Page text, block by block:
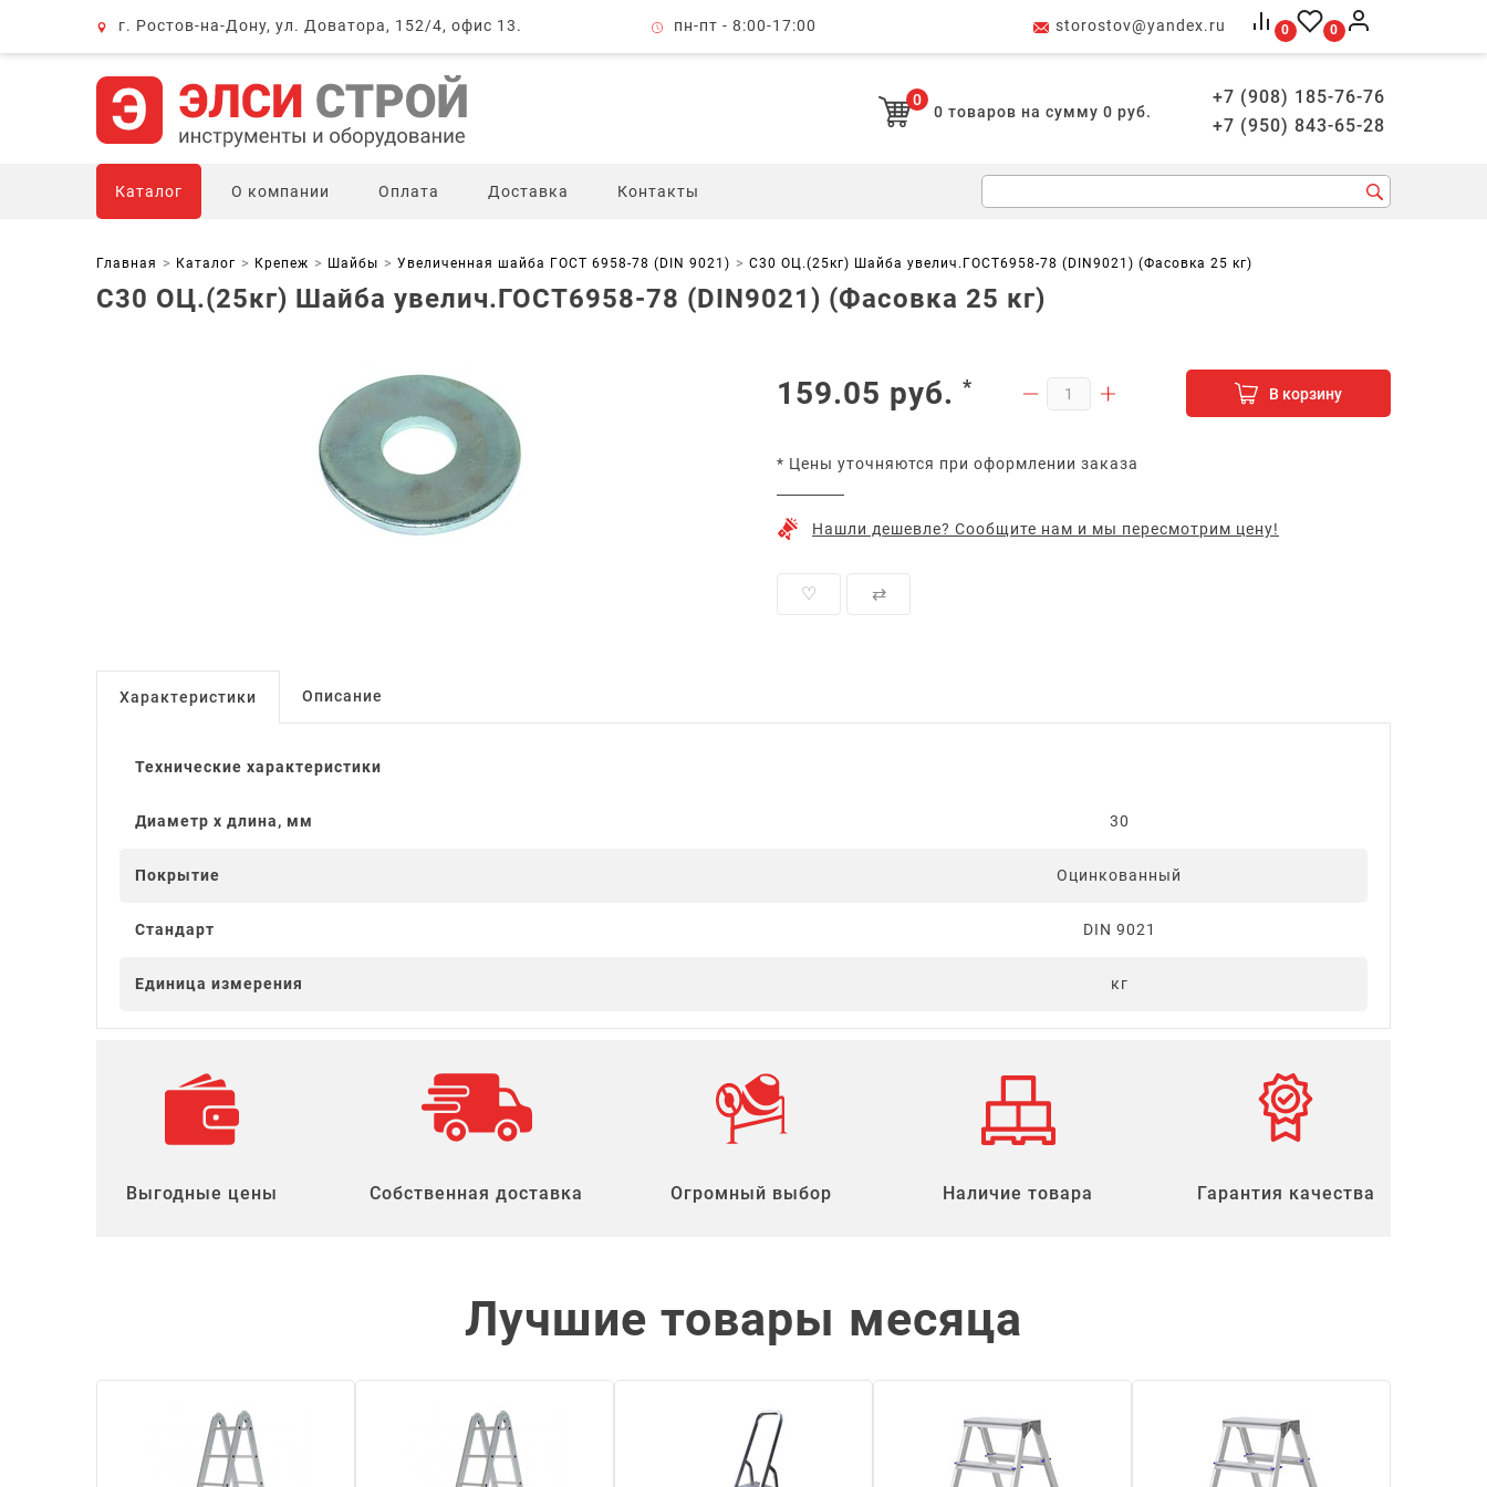
г. Ростов-на-Дону, ул. Доватора, 152/4, офис 13. пн-пт - 8:00-17:00 storostov@yandex.ru 0 0
0
0 товаров на сумму 0 руб.
+7 (908) 185-76-76
+7 (950) 843-65-28
Каталог О компании Оплата Доставка Контакты
Главная Каталог Крепеж Шайбы Увеличенная шайба ГОСТ 6958-78 (DIN 9021) С30 ОЦ.(25кг) Шайба увелич.ГОСТ6958-78 (DIN9021) (Фасовка 25 кг)
С30 ОЦ.(25кг) Шайба увелич.ГОСТ6958-78 (DIN9021) (Фасовка 25 кг)
159.05 руб. * В корзину
* Цены уточняются при оформлении заказа
Нашли дешевле? Сообщите нам и мы пересмотрим цену!
♡ ⇄
Характеристики Описание
Технические характеристики
Диаметр x длина, мм 30
Покрытие Оцинкованный
Стандарт DIN 9021
Единица измерения кг
Выгодные цены Собственная доставка Огромный выбор Наличие товара Гарантия качества
Лучшие товары месяца